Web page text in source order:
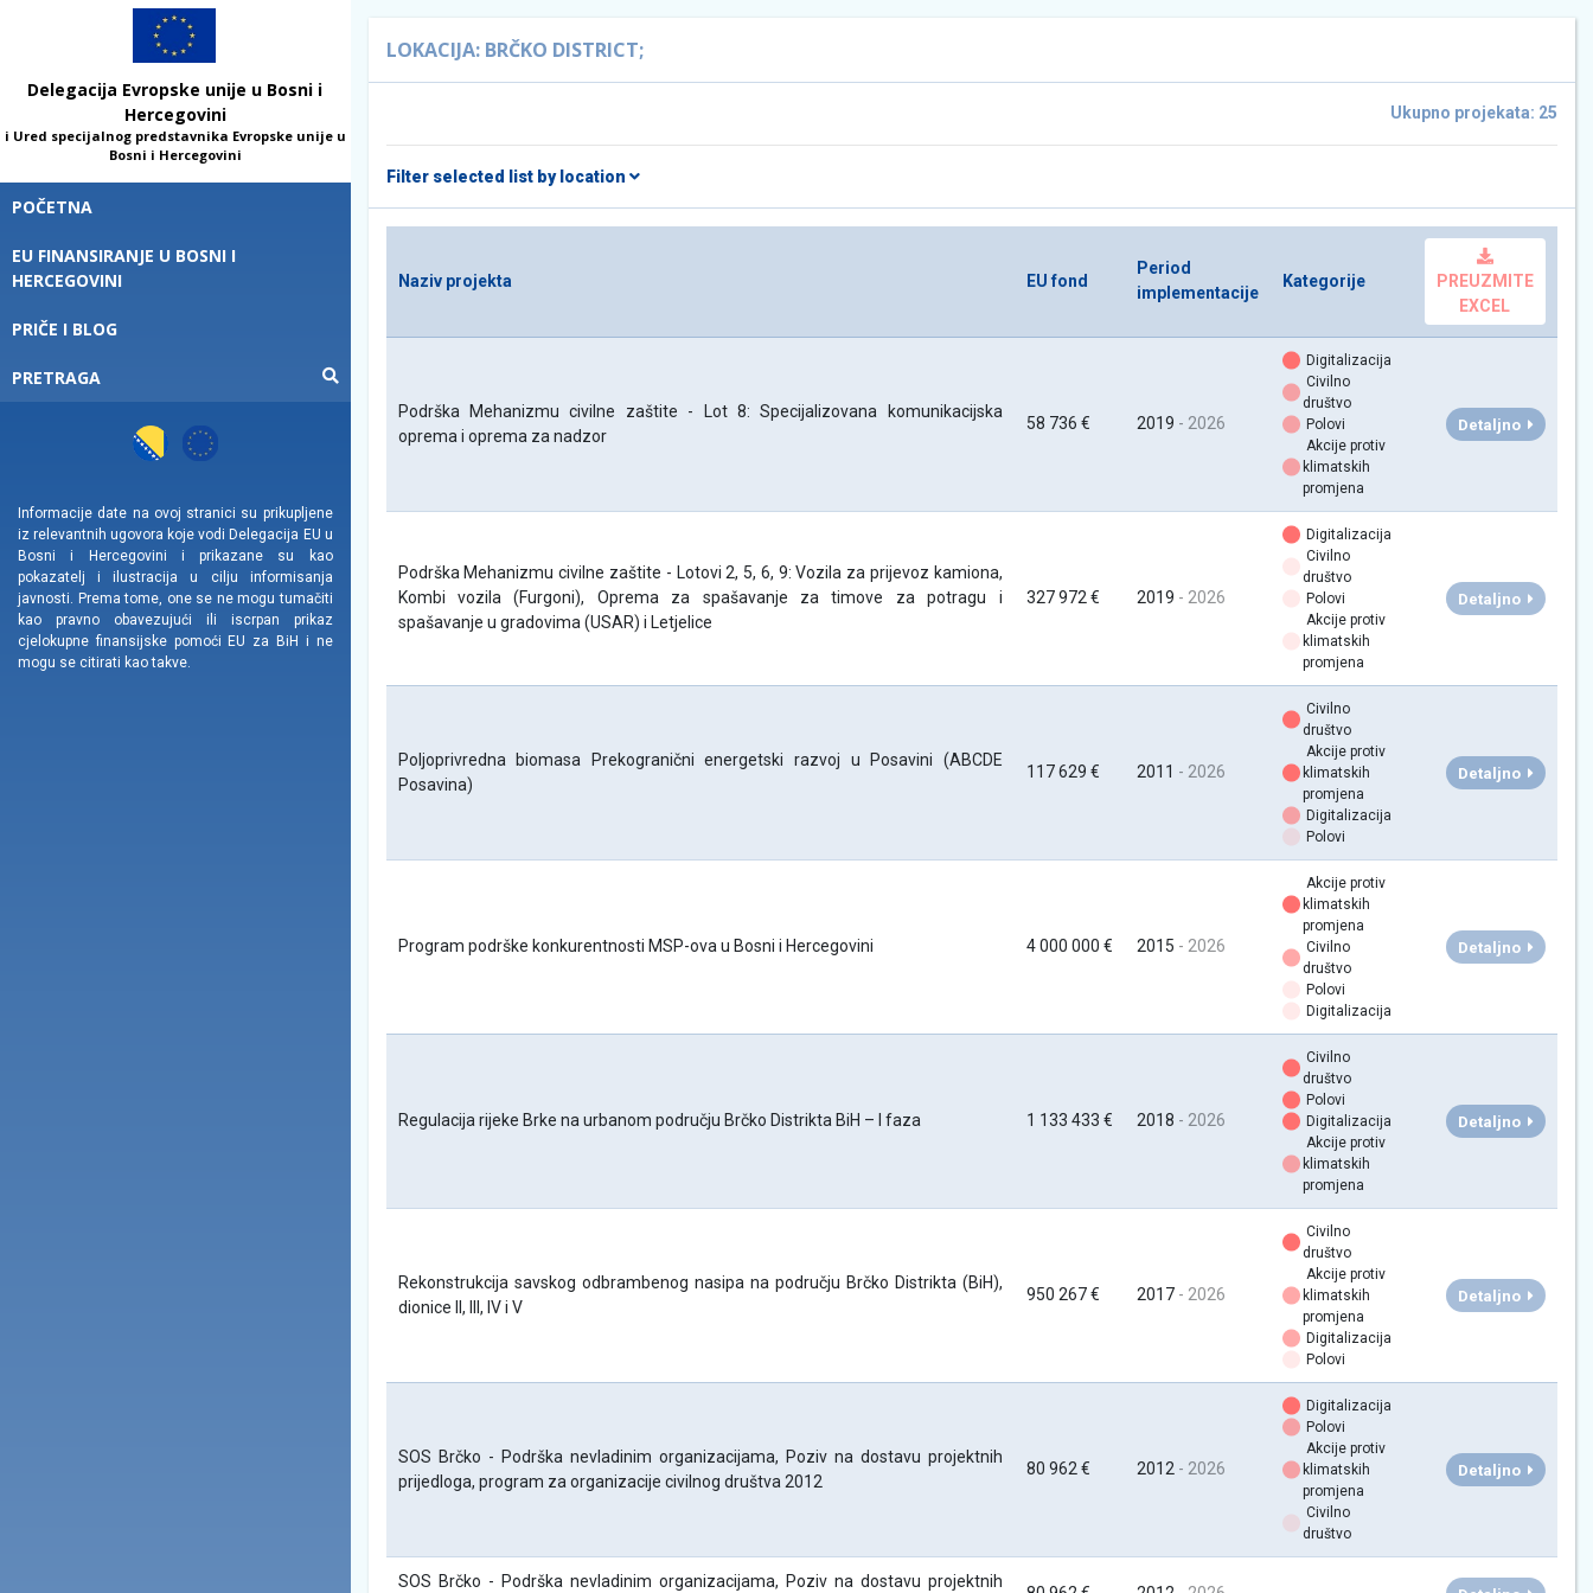
Delegacija Evropske unije u Bosni i
Hercegovini
i Ured specijalnog predstavnika Evropske unije u
Bosni i Hercegovini
POČETNA
EU FINANSIRANJE U BOSNI I
HERCEGOVINI
PRIČE I BLOG
PRETRAGA
Informacije date na ovoj stranici su prikupljene
iz relevantnih ugovora koje vodi Delegacija EU u
Bosni i Hercegovini i prikazane su kao
pokazatelj i ilustracija u cilju informisanja
javnosti. Prema tome, one se ne mogu tumačiti
kao pravno obavezujući ili iscrpan prikaz
cjelokupne finansijske pomoći EU za BiH i ne
mogu se citirati kao takve.
LOKACIJA: BRČKO DISTRICT;
Ukupno projekata: 25
Filter selected list by location
Naziv projekta EU fond
Period
implementacije
Kategorije
PREUZMITE
EXCEL
Podrška Mehanizmu civilne zaštite - Lot 8: Specijalizovana komunikacijska
oprema i oprema za nadzor
58 736 € 2019 - 2026
Digitalizacija
Civilno
društvo
Polovi
Akcije protiv
klimatskih
promjena
Detaljno
Podrška Mehanizmu civilne zaštite - Lotovi 2, 5, 6, 9: Vozila za prijevoz kamiona,
Kombi vozila (Furgoni), Oprema za spašavanje za timove za potragu i
spašavanje u gradovima (USAR) i Letjelice
327 972 € 2019 - 2026
Digitalizacija
Civilno
društvo
Polovi
Akcije protiv
klimatskih
promjena
Detaljno
Poljoprivredna biomasa Prekogranični energetski razvoj u Posavini (ABCDE
Posavina)
117 629 € 2011 - 2026
Civilno
društvo
Akcije protiv
klimatskih
promjena
Digitalizacija
Polovi
Detaljno
Program podrške konkurentnosti MSP-ova u Bosni i Hercegovini 4 000 000 € 2015 - 2026
Akcije protiv
klimatskih
promjena
Civilno
društvo
Polovi
Digitalizacija
Detaljno
Regulacija rijeke Brke na urbanom području Brčko Distrikta BiH – I faza 1 133 433 € 2018 - 2026
Civilno
društvo
Polovi
Digitalizacija
Akcije protiv
klimatskih
promjena
Detaljno
Rekonstrukcija savskog odbrambenog nasipa na području Brčko Distrikta (BiH),
dionice II, III, IV i V
950 267 € 2017 - 2026
Civilno
društvo
Akcije protiv
klimatskih
promjena
Digitalizacija
Polovi
Detaljno
SOS Brčko - Podrška nevladinim organizacijama, Poziv na dostavu projektnih
prijedloga, program za organizacije civilnog društva 2012
80 962 € 2012 - 2026
Digitalizacija
Polovi
Akcije protiv
klimatskih
promjena
Civilno
društvo
Detaljno
SOS Brčko - Podrška nevladinim organizacijama, Poziv na dostavu projektnih